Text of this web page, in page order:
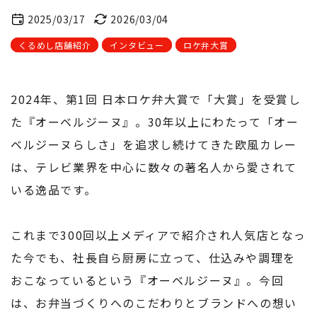
2025/03/17 2026/03/04
くるめし店舗紹介 インタビュー ロケ弁大賞
2024年、第1回 日本ロケ弁大賞で「大賞」を受賞し
た『オーベルジーヌ』。30年以上にわたって「オー
ベルジーヌらしさ」を追求し続けてきた欧風カレー
は、テレビ業界を中心に数々の著名人から愛されて
いる逸品です。
これまで300回以上メディアで紹介され人気店となっ
た今でも、社長自ら厨房に立って、仕込みや調理を
おこなっているという『オーベルジーヌ』。今回
は、お弁当づくりへのこだわりとブランドへの想い